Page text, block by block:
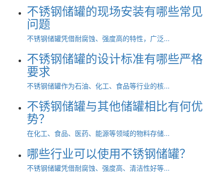
不锈钢储罐的现场安装有哪些常见
问题
不锈钢储罐凭借耐腐蚀、强度高的特性，广泛...
不锈钢储罐的设计标准有哪些严格
要求
不锈钢储罐作为石油、化工、食品等行业的核...
不锈钢储罐与其他储罐相比有何优
势？
在化工、食品、医药、能源等领域的物料存储...
哪些行业可以使用不锈钢储罐？
不锈钢储罐凭借耐腐蚀、强度高、清洁性好等...